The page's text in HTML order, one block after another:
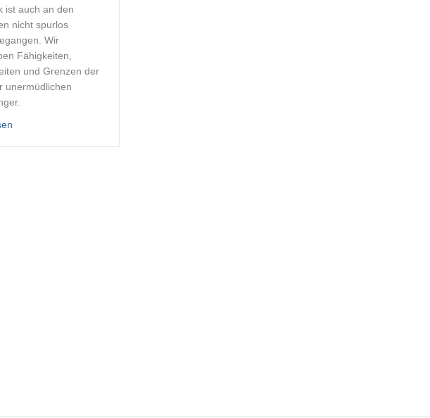
ist auch an den
nicht spurlos
Wir
Fähigkeiten,
und Grenzen der
unermüdlichen
about Autopiloten